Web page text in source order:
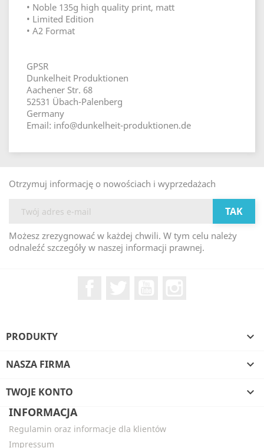
• Noble 135g high quality print, matt
• Limited Edition
• A2 Format
GPSR
Dunkelheit Produktionen
Aachener Str. 68
52531 Übach-Palenberg
Germany
Email: info@dunkelheit-produktionen.de
Otrzymuj informację o nowościach i wyprzedażach
Możesz zrezygnować w każdej chwili. W tym celu należy
odnaleźć szczegóły w naszej informacji prawnej.
PRODUKTY 
NASZA FIRMA 
TWOJE KONTO

INFORMACJA
Regulamin oraz informacje dla klientów
Impressum